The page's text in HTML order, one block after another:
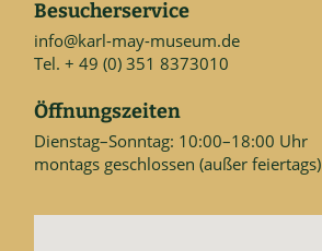
Besucherservice
info@karl-may-museum.de
Tel. + 49 (0) 351 8373010
Öffnungszeiten
Dienstag–Sonntag: 10:00–18:00 Uhr
montags geschlossen (außer feiertags)